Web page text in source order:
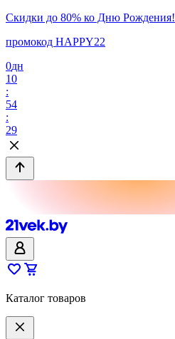
Скидки до 80% ко Дню Рождения!
промокод HAPPY22
0дн
10
:
54
:
29
Каталог товаров